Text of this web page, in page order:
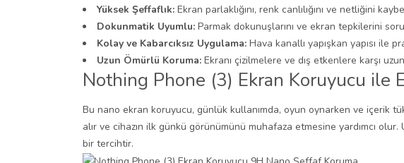
Yüksek Şeffaflık: Ekran parlaklığını, renk canlılığını ve netliğini
Dokunmatik Uyumlu: Parmak dokunuşlarını ve ekran tepkilerini
Kolay ve Kabarcıksız Uygulama: Hava kanallı yapışkan yapısı ile
Uzun Ömürlü Koruma: Ekranı çizilmelere ve dış etkenlere karşı
Nothing Phone (3) Ekran Koruyucu ile
Bu nano ekran koruyucu, günlük kullanımda, oyun oynarken ve içerik
alır ve cihazın ilk günkü görünümünü muhafaza etmesine yardımcı
bir tercihtir.